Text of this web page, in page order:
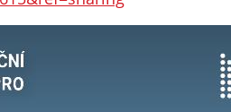
nabízí.
Váš souhlas